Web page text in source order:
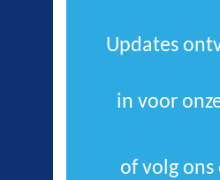
Updates
in voor
of volg ons